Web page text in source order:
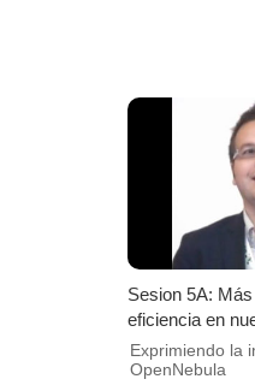
Sesion 5A:
eficiencia en
Exprimiendo la
OpenNebula